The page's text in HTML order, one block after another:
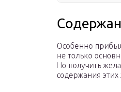
Особенно
не только
Но получить
содержания